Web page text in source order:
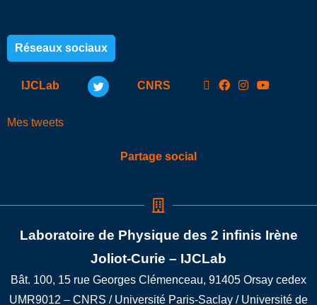
Réseaux sociaux
IJCLab CNRS
Mes tweets
Partage social
Laboratoire de Physique des 2 infinis Irène
Joliot-Curie – IJCLab
Bât. 100, 15 rue Georges Clémenceau, 91405 Orsay cedex
UMR9012 – CNRS / Université Paris-Saclay / Université de